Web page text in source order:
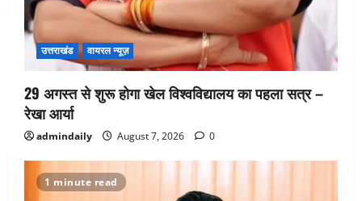
उत्तराखंड वायरल न्यूज़
29 अगस्त से शुरू होगा खेल विश्वविद्यालय का पहला सत्र –
रेखा आर्या
admindaily August 7, 2026 0
1 minute read